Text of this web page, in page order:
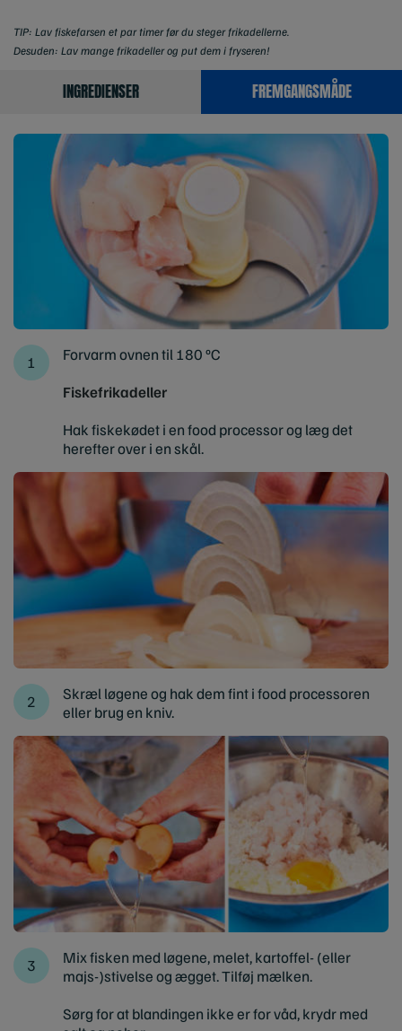
TIP: Lav fiskefarsen et par timer før du steger frikadellerne.
Desuden: Lav mange frikadeller og put dem i fryseren!
INGREDIENSER FREMGANGSMÅDE
Forvarm ovnen til 180 ºC
Fiskefrikadeller
Hak fiskekødet i en food processor og læg det
herefter over i en skål.
Skræl løgene og hak dem fint i food processoren
eller brug en kniv.
Mix fisken med løgene, melet, kartoffel- (eller
majs-)stivelse og ægget. Tilføj mælken.
Sørg for at blandingen ikke er for våd, krydr med